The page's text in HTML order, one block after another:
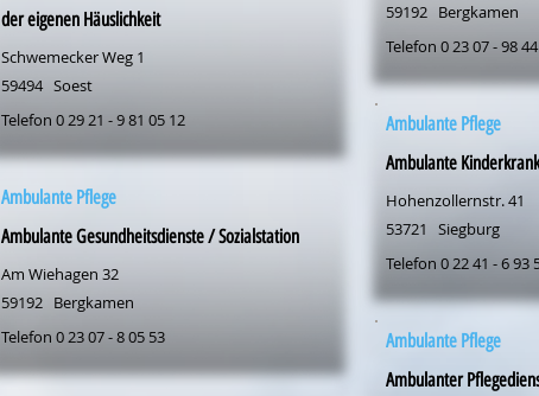
der eigenen Häuslichkeit
Schwemecker Weg 1
59494 Soest
Telefon 0 29 21 - 9 81 05 12
Ambulante Pflege
Ambulante Gesundheitsdienste / Sozialstation
Am Wiehagen 32
59192 Bergkamen
Telefon 0 23 07 - 8 05 53
59192 Bergkamen
Telefon 0 23 07 - 98
Ambulante Pflege
Ambulante
Hohenzollernstr. 41
53721
Siegburg
Telefon 0 22 41 - 6 93
Ambulante Pflege
Ambulanter